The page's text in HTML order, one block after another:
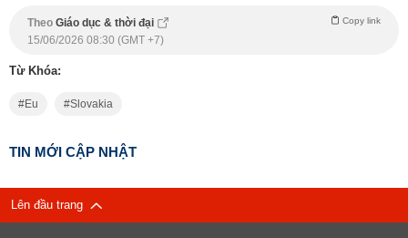
Theo Giáo dục & thời đại Copy link
15/06/2026 08:30 (GMT +7)
Từ Khóa:
Eu Slovakia
TIN MỚI CẬP NHẬT
Lên đầu trang